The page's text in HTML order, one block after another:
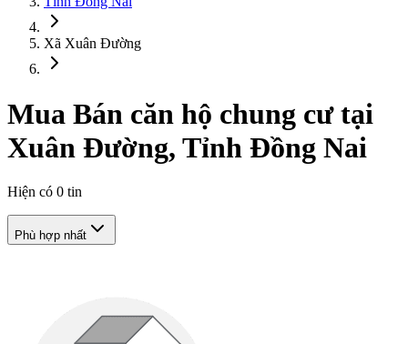
Xã Xuân Đường
Mua Bán căn hộ chung cư tại
Xuân Đường, Tỉnh Đồng Nai
Hiện có 0 tin
Phù hợp nhất